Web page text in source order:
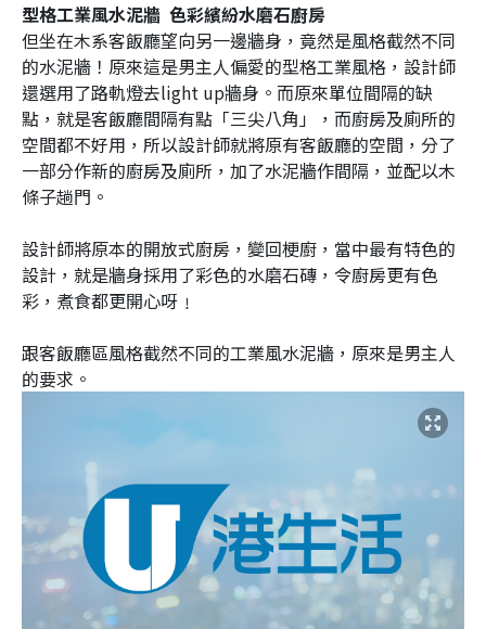
型格工業風水泥牆 色彩繽紛水磨石廚房
但坐在木系客飯廳望向另一邊牆身，竟然是風格截然不同
的水泥牆！原來這是男主人偏愛的型格工業風格，設計師
還選用了路軌燈去light up牆身。而原來單位間隔的缺
點，就是客飯廳間隔有點「三尖八角」，而廚房及廁所的
空間都不好用，所以設計師就將原有客飯廳的空間，分了
一部分作新的廚房及廁所，加了水泥牆作間隔，並配以木
條子趟門。
設計師將原本的開放式廚房，變回梗廚，當中最有特色的
設計，就是牆身採用了彩色的水磨石磚，令廚房更有色
彩，煮食都更開心呀﹗
跟客飯廳區風格截然不同的工業風水泥牆，原來是男主人
的要求。